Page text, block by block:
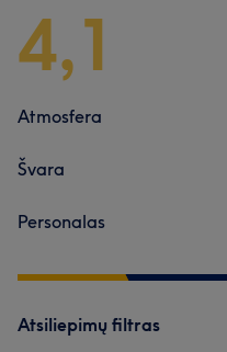
4,1
Atmosfera
Švara
Personalas
Atsiliepimų filtras